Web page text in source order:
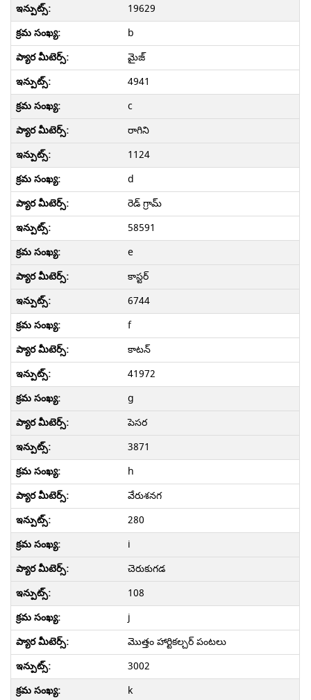
19629
b
మైజ్
4941
c
రాగిని
1124
d
రెడ్ గ్రామ్
58591
e
కాస్టర్
6744
f
కాటన్
41972
g
పెసర
3871
h
వేరుశనగ
280
i
చెరుకుగడ
108
j
మొత్తం హార్టికల్చర్ పంటలు
3002
k